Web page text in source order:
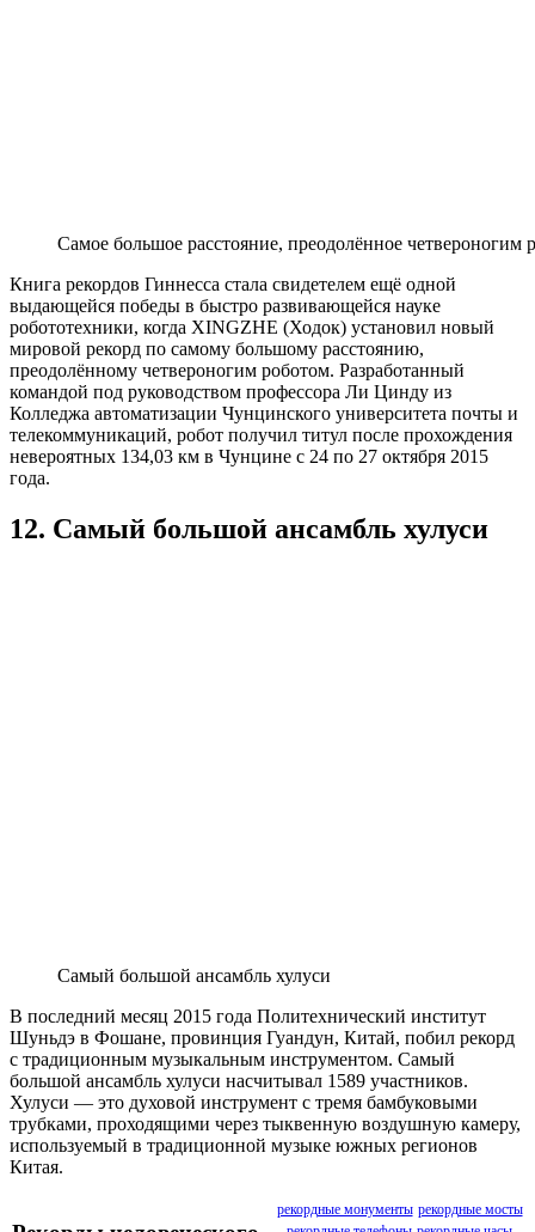
Самое большое расстояние, преодолённое четвероногим
Книга рекордов Гиннесса стала свидетелем ещё одной
выдающейся победы в быстро развивающейся науке
робототехники, когда XINGZHE (Ходок) установил новый
мировой рекорд по самому большому расстоянию,
преодолённому четвероногим роботом. Разработанный
командой под руководством профессора Ли Цинду из
Колледжа автоматизации Чунцинского университета почты и
телекоммуникаций, робот получил титул после прохождения
невероятных 134,03 км в Чунцине с 24 по 27 октября 2015
года.
12. Самый большой ансамбль хулуси
Самый большой ансамбль хулуси
В последний месяц 2015 года Политехнический институт
Шуньдэ в Фошане, провинция Гуандун, Китай, побил рекорд
с традиционным музыкальным инструментом. Самый
большой ансамбль хулуси насчитывал 1589 участников.
Хулуси — это духовой инструмент с тремя бамбуковыми
трубками, проходящими через тыквенную воздушную камеру,
используемый в традиционной музыке южных регионов
Китая.
рекордные монументы рекордные мосты